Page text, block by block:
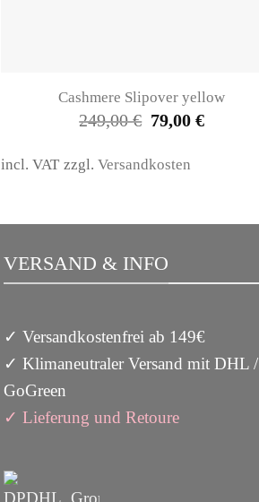
Cashmere Slipover yellow
249,00€ Original
price
249,00 €.
79,00€Current
incl. VAT zzgl.Versandkosten
VERSAND & INFO
✓ Versandkostenfrei ab 149€
✓ Klimaneutraler Versand mit DHL /
GoGreen
✓ Lieferung und Retoure